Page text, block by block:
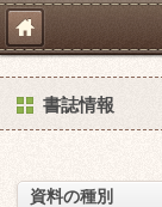
書誌情報
資料の種別